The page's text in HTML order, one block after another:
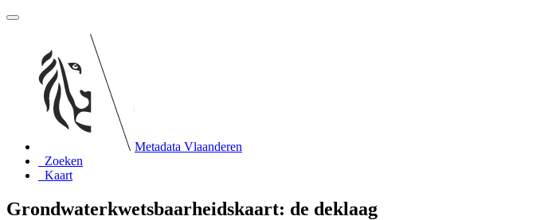
Metadata Vlaanderen
Zoeken
Kaart
Grondwaterkwetsbaarheidskaart: de deklaag